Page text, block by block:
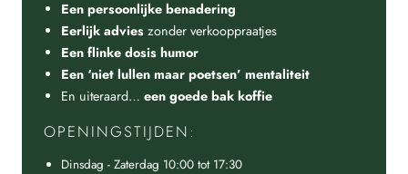
Een persoonlijke benadering
Eerlijk advieszonder verkooppraatjes
Een flinke dosis humor
Een ‘niet lullen maar poetsen’ mentaliteit
En uiteraard… een goede bak koffie
OPENINGSTIJDEN:
Dinsdag - Zaterdag 10:00 tot 17:30